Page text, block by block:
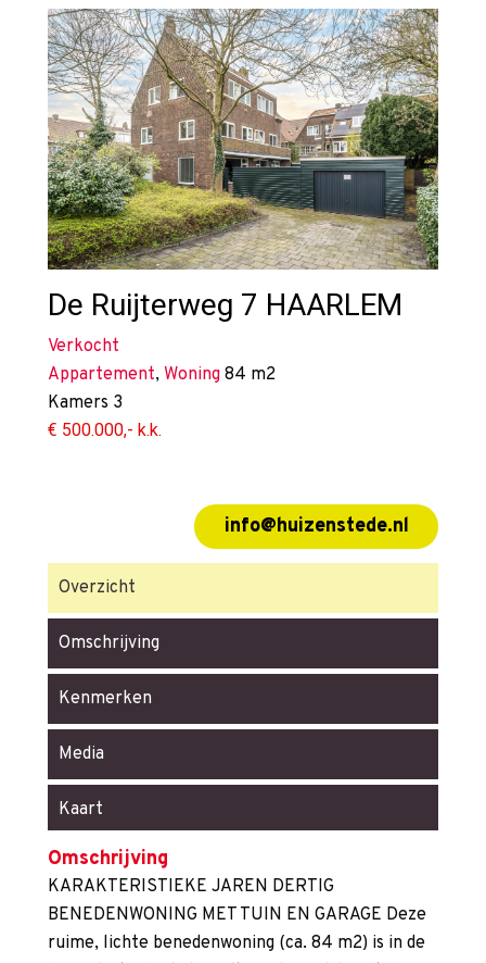
De Ruijterweg 7 HAARLEM
Verkocht
Appartement, Woning 84 m2
Kamers 3
€ 500.000,- k.k.
info@huizenstede.nl
Overzicht
Omschrijving
Kenmerken
Media
Kaart
Omschrijving
KARAKTERISTIEKE JAREN DERTIG
BENEDENWONING MET TUIN EN GARAGE Deze
ruime, lichte benedenwoning (ca. 84 m2) is in de